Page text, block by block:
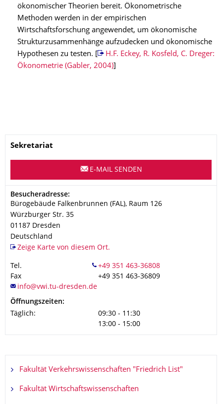
ökonomischer Theorien bereit. Ökonometrische
Methoden werden in der empirischen
Wirtschaftsforschung angewendet, um ökonomische
Strukturzusammenhänge aufzudecken und ökonomische
Hypothesen zu testen. [
H.F. Eckey, R. Kosfeld, C. Dreger:
Ökonometrie (Gabler, 2004)
Name
Sekretariat
E-MAIL SENDEN
Adresse
Besucheradresse:
Bürogebäude Falkenbrunnen (FAL), Raum 126
Würzburger Str. 35
01187
Dresden
Deutschland
Zeige Karte von diesem Ort.
Tel.
Fax
+49 351 463-36809
Öffnungszeiten:
Täglich:
09:30 - 11:30
13:00 - 15:00
Fakultät Verkehrswissenschaften "Friedrich List"
Fakultät Wirtschaftswissenschaften